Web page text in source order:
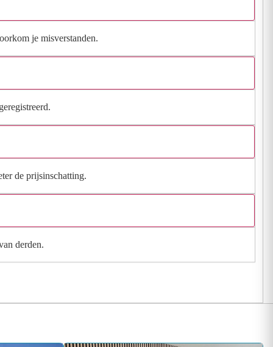
je misverstanden.
de prijsinschatting.
derden.